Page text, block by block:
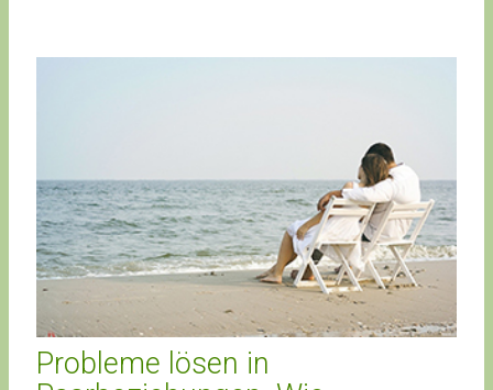
Probleme lösen in